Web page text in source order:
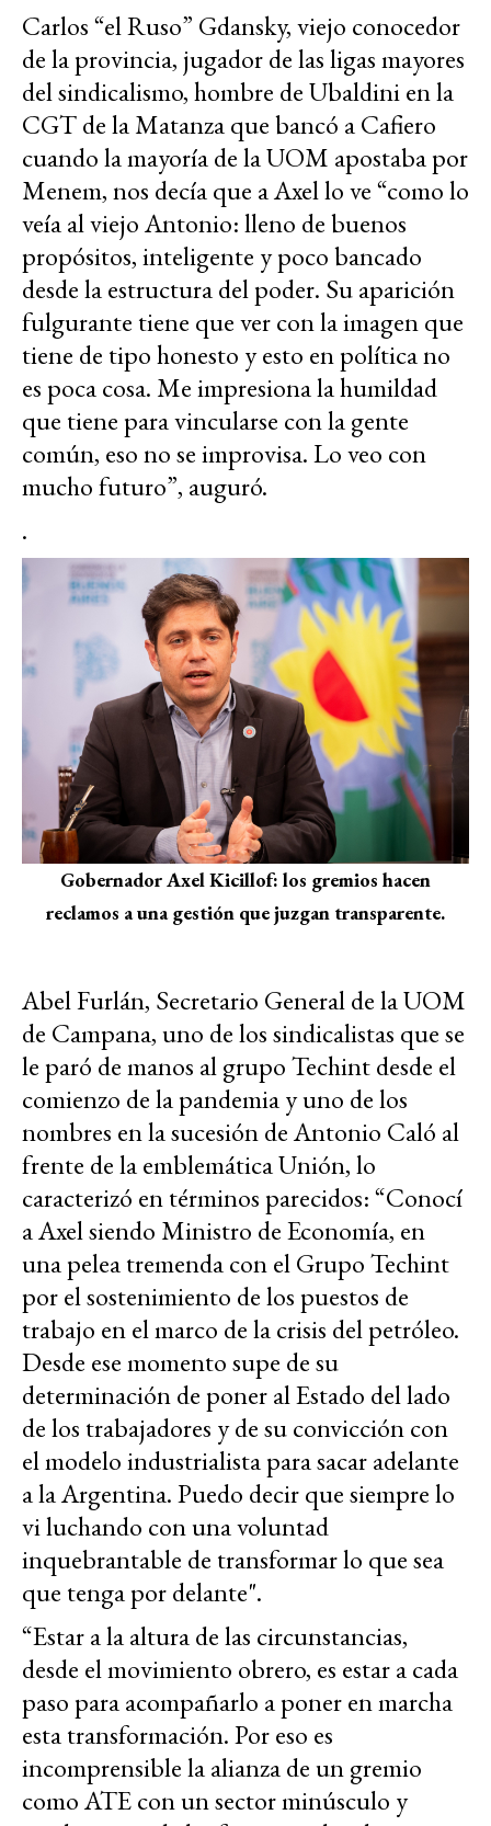
Carlos “el Ruso” Gdansky, viejo conocedor
de la provincia, jugador de las ligas mayores
del sindicalismo, hombre de Ubaldini en la
CGT de la Matanza que bancó a Cafiero
cuando la mayoría de la UOM apostaba por
Menem, nos decía que a Axel lo ve “como lo
veía al viejo Antonio: lleno de buenos
propósitos, inteligente y poco bancado
desde la estructura del poder. Su aparición
fulgurante tiene que ver con la imagen que
tiene de tipo honesto y esto en política no
es poca cosa. Me impresiona la humildad
que tiene para vincularse con la gente
común, eso no se improvisa. Lo veo con
mucho futuro”, auguró.
.
Gobernador Axel Kicillof: los gremios hacen
reclamos a una gestión que juzgan transparente.
Abel Furlán, Secretario General de la UOM
de Campana, uno de los sindicalistas que se
le paró de manos al grupo Techint desde el
comienzo de la pandemia y uno de los
nombres en la sucesión de Antonio Caló al
frente de la emblemática Unión, lo
caracterizó en términos parecidos: “Conocí
a Axel siendo Ministro de Economía, en
una pelea tremenda con el Grupo Techint
por el sostenimiento de los puestos de
trabajo en el marco de la crisis del petróleo.
Desde ese momento supe de su
determinación de poner al Estado del lado
de los trabajadores y de su convicción con
el modelo industrialista para sacar adelante
a la Argentina. Puedo decir que siempre lo
vi luchando con una voluntad
inquebrantable de transformar lo que sea
que tenga por delante".
“Estar a la altura de las circunstancias,
desde el movimiento obrero, es estar a cada
paso para acompañarlo a poner en marcha
esta transformación. Por eso es
incomprensible la alianza de un gremio
como ATE con un sector minúsculo y